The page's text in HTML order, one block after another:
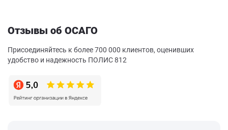
Отзывы об ОСАГО
Присоединяйтесь к более 700 000 клиентов, оценивших
удобство и надежность ПОЛИС 812